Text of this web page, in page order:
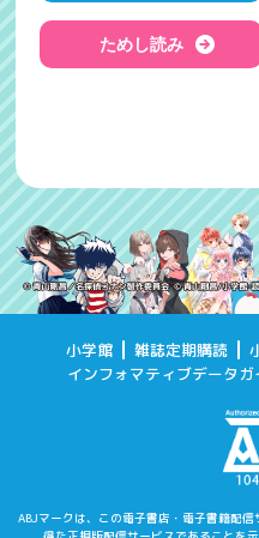
ためし読み
小学館 雑誌定期購読
インフォマティブデータガ
ABJマークは、この電子書店・電子書籍配